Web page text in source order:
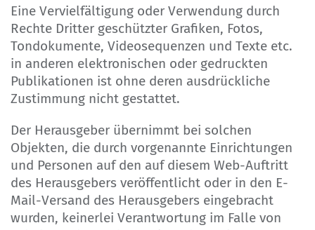
Eine Vervielfältigung oder Verwendung durch
Rechte Dritter geschützter Grafiken, Fotos,
Tondokumente, Videosequenzen und Texte etc.
in anderen elektronischen oder gedruckten
Publikationen ist ohne deren ausdrückliche
Zustimmung nicht gestattet.
Der Herausgeber übernimmt bei solchen
Objekten, die durch vorgenannte Einrichtungen
und Personen auf den auf diesem Web-Auftritt
des Herausgebers veröffentlicht oder in den E-
Mail-Versand des Herausgebers eingebracht
wurden, keinerlei Verantwortung im Falle von